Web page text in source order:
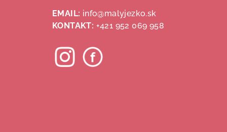
EMAIL: info@malyjezko.sk
KONTAKT: +421 952 069 958